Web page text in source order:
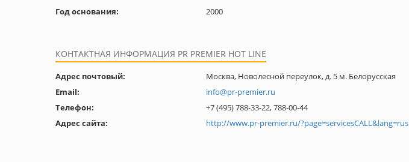
Год основания: 2000
КОНТАКТНАЯ ИНФОРМАЦИЯ PR PREMIER HOT LINE
Адрес почтовый:
Москва, Новолесной переулок, д. 5 м. Белорусская
Email:
info@pr-premier.ru
Телефон:
+7 (495) 788-33-22, 788-00-44
Адрес сайта:
http://www.pr-premier.ru/?page=servicesCALL&lang=rus